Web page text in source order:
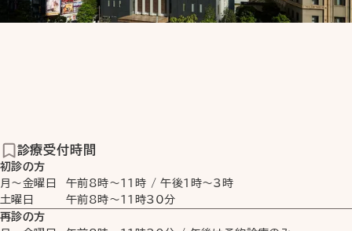
診療受付時間
初診の方
月〜金曜日
午前8時〜11時 /午後1時〜3時
土曜日
午前8時〜11時30分
再診の方